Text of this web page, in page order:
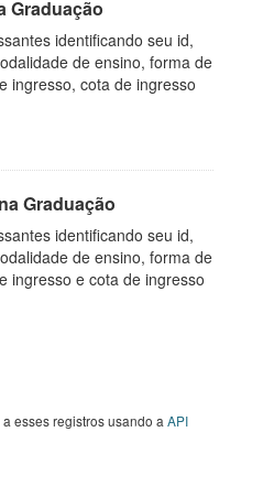
Graduação
identificando seu id,
de ensino, forma de
ingresso, cota de ingresso
Graduação
identificando seu id,
de ensino, forma de
ingresso e cota de ingresso
esses registros usando a API